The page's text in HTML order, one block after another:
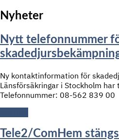
Nyheter
Nytt telefonnummer
Ny kontaktinformation för
Länsförsäkringar i Stockholm
Telefonnummer: 08-562 839 00
Tele2/ComHem